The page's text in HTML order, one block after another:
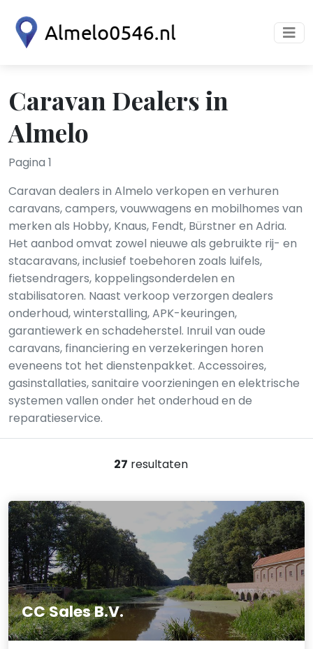
Caravan Dealers in
Almelo
Pagina 1
Caravan dealers in Almelo verkopen en verhuren
caravans, campers, vouwwagens en mobilhomes van
merken als Hobby, Knaus, Fendt, Bürstner en Adria.
Het aanbod omvat zowel nieuwe als gebruikte rij- en
stacaravans, inclusief toebehoren zoals luifels,
fietsendragers, koppelingsonderdelen en
stabilisatoren. Naast verkoop verzorgen dealers
onderhoud, winterstalling, APK-keuringen,
garantiewerk en schadeherstel. Inruil van oude
caravans, financiering en verzekeringen horen
eveneens tot het dienstenpakket. Accessoires,
gasinstallaties, sanitaire voorzieningen en elektrische
systemen vallen onder het onderhoud en de
reparatieservice.
27 resultaten
CC Sales B.V.